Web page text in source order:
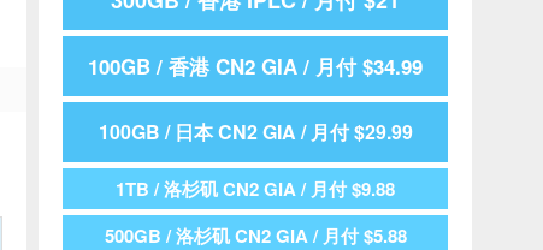
100GB / 香港 CN2 GIA / 月付 $34.99
100GB / 日本 CN2 GIA / 月付 $29.99
1TB / 洛杉矶 CN2 GIA / 月付 $9.88
500GB / 洛杉矶 CN2 GIA / 月付 $5.88